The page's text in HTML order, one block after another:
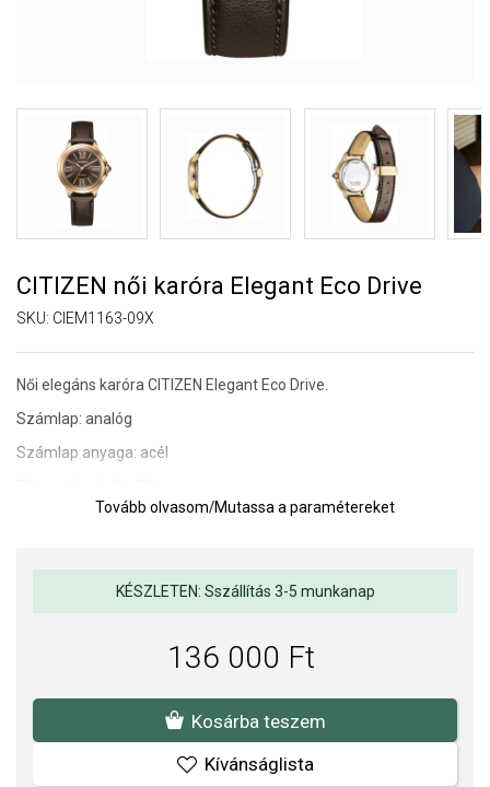
CITIZEN női karóra Elegant Eco Drive
SKU: CIEM1163-09X
Női elegáns karóra CITIZEN Elegant Eco Drive.
Számlap: analóg
Számlap anyaga: acél
mesterséges fényt biztosít, nem kell elemet cserélni)
modern dizájnnal. A márka kiváló minőségéről,
megbízhatóságáról és a részletekre való odafigyeléséről ismert,
így modelljei népszerűek mind a klasszikus, mind a modern stílus
Tovább olvasom/Mutassa a paramétereket
KÉSZLETEN: Sszállítás 3-5 munkanap
136 000 Ft
Kosárba teszem
Kívánságlista